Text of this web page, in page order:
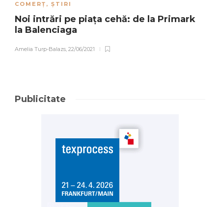
COMERȚ , ȘTIRI
Noi intrări pe piața cehă: de la Primark
la Balenciaga
Amelia Turp-Balazs, 22/06/2021
Publicitate